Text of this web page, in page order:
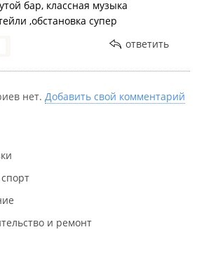
бар, классная музыка
,обстановка супер
ответить
нет. Добавить свой комментарий
и ремонт